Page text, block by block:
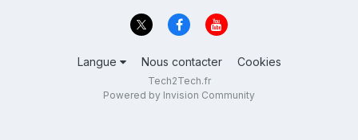
Langue Nous contacter Cookies
Tech2Tech.fr
Powered by Invision Community